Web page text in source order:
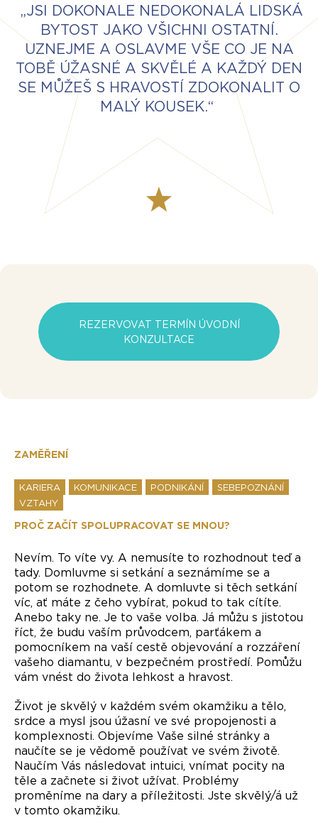
„JSI DOKONALE NEDOKONALÁ LIDSKÁ
BYTOST JAKO VŠICHNI OSTATNÍ.
UZNEJME A OSLAVME VŠE CO JE NA
TOBĚ ÚŽASNÉ A SKVĚLÉ A KAŽDÝ DEN
SE MŮŽEŠ S HRAVOSTÍ ZDOKONALIT O
MALÝ KOUSEK.“
REZERVOVAT TERMÍN ÚVODNÍ
KONZULTACE
ZAMĚŘENÍ
KARIERA KOMUNIKACE PODNIKÁNÍ
SEBEPOZNÁNÍ
VZTAHY
PROČ ZAČÍT SPOLUPRACOVAT SE MNOU?
Nevím. To víte vy. A nemusíte to rozhodnout teď a
tady. Domluvme si setkání a seznámíme se a
potom se rozhodnete. A domluvte si těch setkání
víc, ať máte z čeho vybírat, pokud to tak cítíte.
Anebo taky ne. Je to vaše volba. Já můžu s jistotou
říct, že budu vaším průvodcem, parťákem a
pomocníkem na vaší cestě objevování a rozzáření
vašeho diamantu, v bezpečném prostředí. Pomůžu
vám vnést do života lehkost a hravost.
Život je skvělý v každém svém okamžiku a tělo,
srdce a mysl jsou úžasní ve své propojenosti a
komplexnosti. Objevíme Vaše silné stránky a
naučíte se je vědomě používat ve svém životě.
Naučím Vás následovat intuici, vnímat pocity na
těle a začnete si život užívat. Problémy
proměníme na dary a příležitosti. Jste skvělý/á už
v tomto okamžiku.